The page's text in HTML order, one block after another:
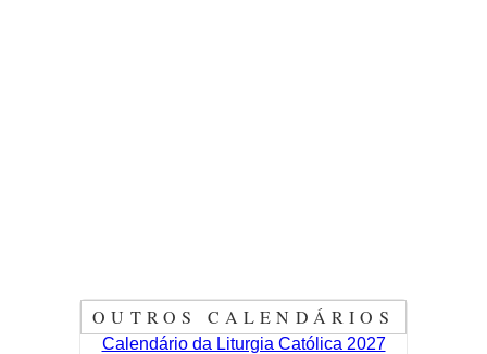
OUTROS CALENDÁRIOS
Calendário da Liturgia Católica 2027